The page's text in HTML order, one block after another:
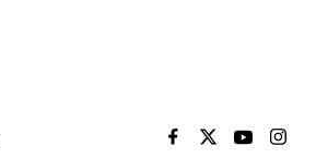
EL PAÍS BRASIL EN
EL PAÍSEL PAÍS
EL